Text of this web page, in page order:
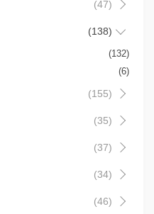
(47)
(138)
(132)
(6)
(155)
(35)
(37)
(34)
(46)